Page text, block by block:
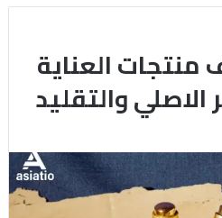
ب
العناية
الاصلي والتقليد